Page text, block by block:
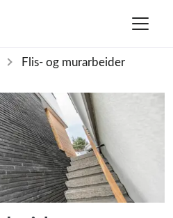
Flis- og murarbeider